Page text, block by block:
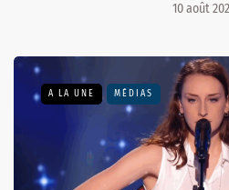
10 août
A LA UNE MÉDIAS